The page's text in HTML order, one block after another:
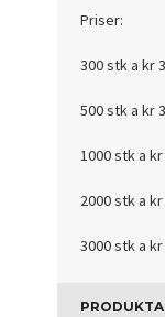
Priser:
300 stk a kr
500 stk a kr
1000 stk a
2000 stk a
3000 stk a